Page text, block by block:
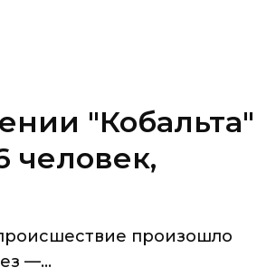
"Кобальта"
человек,
произошло
—...